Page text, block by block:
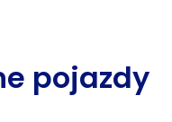
pojazdy